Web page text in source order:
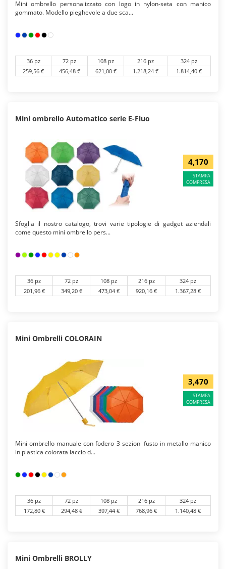
Mini ombrello personalizzato con logo in nylon-seta con manico
gommato. Modello pieghevole a due sca...
36 pz 72 pz 108 pz 216 pz
324 pz
259,56 €
456,48 € 621,00 € 1.218,24 € 1.814,40 €
Mini ombrello Automatico serie E-Fluo
4,170
STAMPA
COMPRESA
Sfoglia il nostro catalogo, trovi varie tipologie di gadget aziendali
come questo mini ombrello pers...
36 pz 72 pz 108 pz 216 pz
324 pz
201,96 €
349,20 € 473,04 € 920,16 € 1.367,28 €
Mini Ombrelli COLORAIN
3,470
STAMPA
COMPRESA
Mini ombrello manuale con fodero 3 sezioni fusto in metallo manico
in plastica colorata laccio d...
36 pz 72 pz 108 pz 216 pz
324 pz
172,80 €
294,48 € 397,44 € 768,96 € 1.140,48 €
Mini Ombrelli BROLLY